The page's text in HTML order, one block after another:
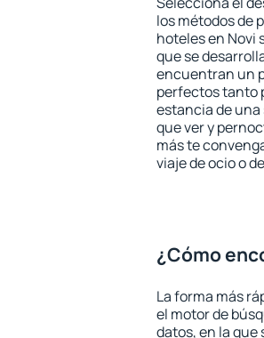
los métodos de
hoteles en Novi
que se
encuentran un
perfectos tanto
estancia de
que ver y
más te
viaje de ocio o
¿Cómo
La forma más
el motor de
datos, en la